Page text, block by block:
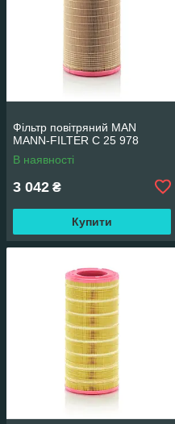
Фільтр повітряний MAN
MANN-FILTER C 25 978
В наявності
3 042 ₴
Купити